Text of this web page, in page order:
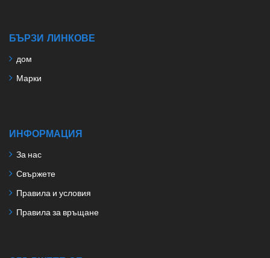
БЪРЗИ ЛИНКОВЕ
дом
Марки
ИНФОРМАЦИЯ
За нас
Свържете
Правила и условия
Правила за връщане